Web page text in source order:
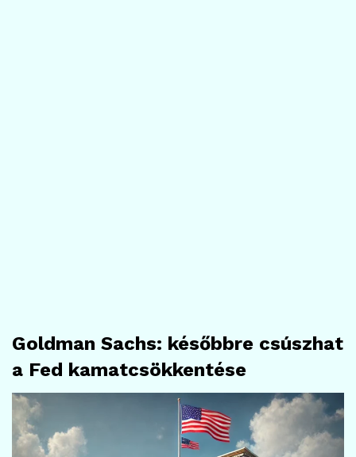
Goldman Sachs: későbbre csúszhat
a Fed kamatcsökkentése